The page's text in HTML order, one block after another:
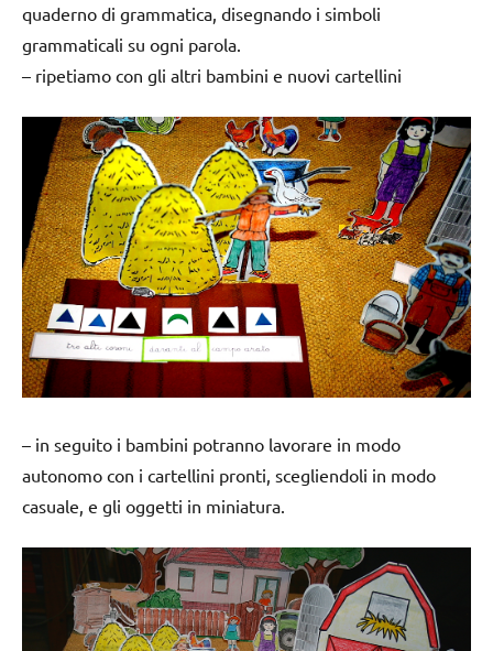
quaderno di grammatica, disegnando i simboli
grammaticali su ogni parola.
– ripetiamo con gli altri bambini e nuovi cartellini
– in seguito i bambini potranno lavorare in modo
autonomo con i cartellini pronti, scegliendoli in modo
casuale, e gli oggetti in miniatura.